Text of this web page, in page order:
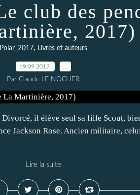
club des
2017)
Polar_2017, Livres et auteurs
19.09.2017
Par Claude LE NOCHER
il élève seul sa fille Scout,
Jackson Rose. Ancien militaire,
Lire la suite